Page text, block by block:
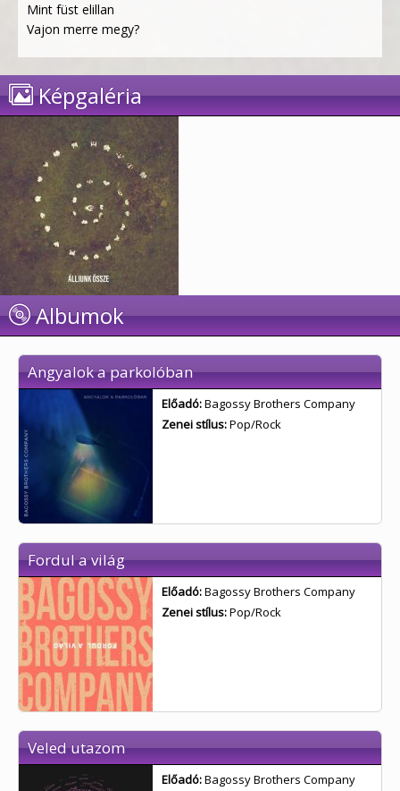
Mint füst elillan
Vajon merre megy?
Képgaléria
Albumok
Angyalok a parkolóban
Előadó:Bagossy Brothers Company
Zenei stílus:Pop/Rock
Fordul a világ
Előadó:Bagossy Brothers Company
Zenei stílus:Pop/Rock
Veled utazom
Előadó:Bagossy Brothers Company